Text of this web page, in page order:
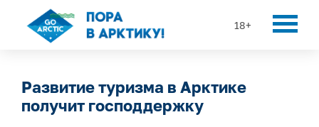
18+
Развитие туризма в Арктике
получит господдержку